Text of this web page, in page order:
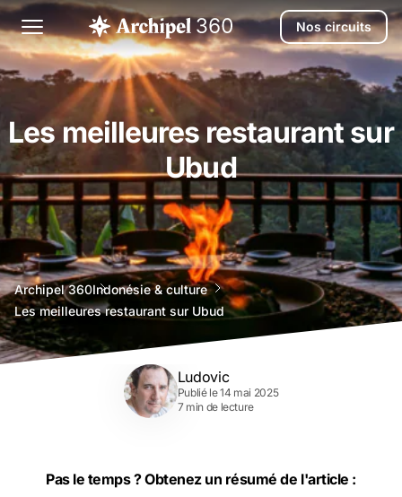
Nos circuits
Les meilleures restaurant sur
Ubud
Archipel 360agence
voyage
bali
Indonésie & culture
Les meilleures restaurant sur Ubud
Ludovic
Publié le 14 mai 2025
7 min de lecture
Pas le temps ? Obtenez un résumé de l'article :